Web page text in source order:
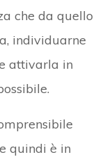
che da quello
individuarne
attivarla in
quindi è in